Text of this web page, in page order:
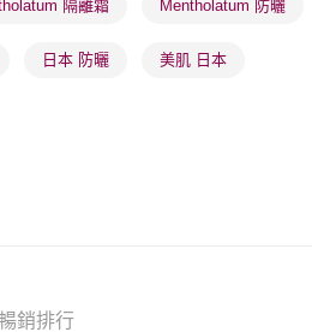
取。
隔離霜 Mentholatum 防曬
日本 防曬 美肌 日本
銷排行